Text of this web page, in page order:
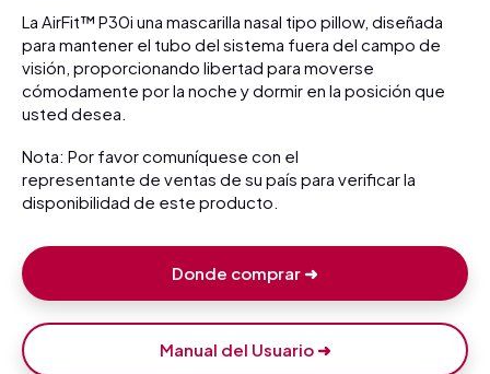
La AirFit™ P30i una mascarilla nasal tipo pillow, diseñada
para mantener el tubo del sistema fuera del campo de
visión, proporcionando libertad para moverse
cómodamente por la noche y dormir en la posición que
usted desea.
Nota: Por favor comuníquese con el
representante de ventas de su país para verificar la
disponibilidad de este producto.
Donde comprar ➜
Manual del Usuario ➜